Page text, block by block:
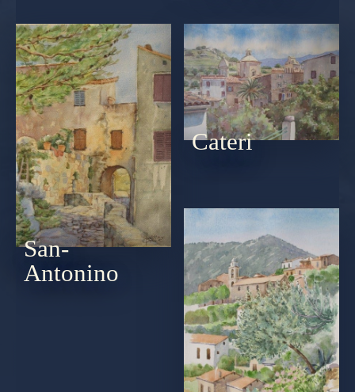
San-
Antonino
Cateri